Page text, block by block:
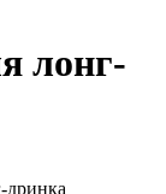
лонг-
дринка